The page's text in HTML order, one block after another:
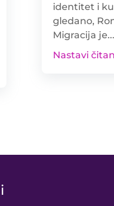
identitet i
gledano,
Migracija je...
Nastavi